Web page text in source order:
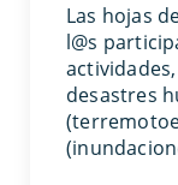
Las hojas
l@s
desastres